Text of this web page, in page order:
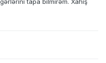
tapa bilmirəm. Xahiş